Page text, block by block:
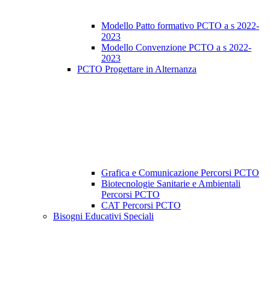
Modello Patto formativo PCTO a s 2022-
2023
Modello Convenzione PCTO a s 2022-
2023
PCTO Progettare in Alternanza
Grafica e Comunicazione Percorsi PCTO
Biotecnologie Sanitarie e Ambientali
Percorsi PCTO
CAT Percorsi PCTO
Bisogni Educativi Speciali